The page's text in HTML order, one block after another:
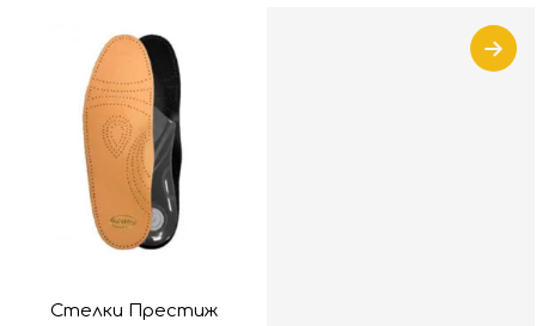
Стелки Престиж